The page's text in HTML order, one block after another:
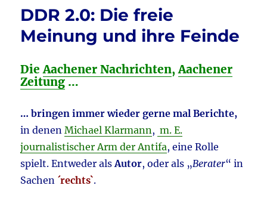
o
o
auf
taz
DDR 2.0: Die freie
Meinung und ihre Feinde
DieAachener Nachrichten,Aachener
Zeitung…
… bringen immer wieder gerne mal Berichte,
in denenMichael Klarmann, m. E.
journalistischer Arm der Antifa, eine Rolle
spielt. Entweder alsAutor, oder als „Berater“ in
Sachen ´rechts`.